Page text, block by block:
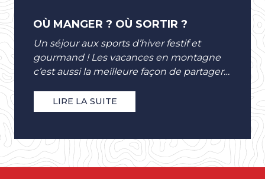
OÙ MANGER ? OÙ SORTIR ?
Un séjour aux sports d’hiver festif et
gourmand ! Les vacances en montagne
c’est aussi la meilleure façon de partager
LIRE LA SUITE